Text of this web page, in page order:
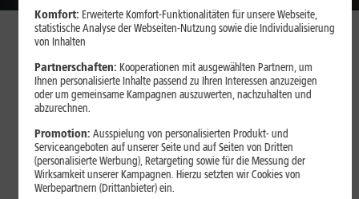
Komfort: Erweiterte Komfort-Funktionalitäten für unsere Webseite,
statistische Analyse der Webseiten-Nutzung sowie die Individualisierung
von Inhalten
Partnerschaften: Kooperationen mit ausgewählten Partnern, um
Ihnen personalisierte Inhalte passend zu Ihren Interessen anzuzeigen
oder um gemeinsame Kampagnen auszuwerten, nachzuhalten und
abzurechnen.
Promotion: Ausspielung von personalisierten Produkt- und
Serviceangeboten auf unserer Seite und auf Seiten von Dritten
(personalisierte Werbung), Retargeting sowie für die Messung der
Wirksamkeit unserer Kampagnen. Hierzu setzten wir Cookies von
Werbepartnern (Drittanbieter) ein.